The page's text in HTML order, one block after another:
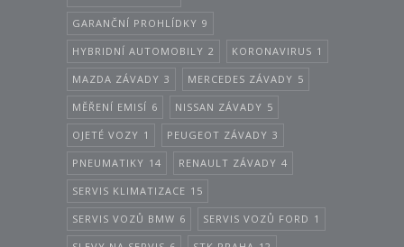
GARANČNÍ PROHLÍDKY 9
HYBRIDNÍ AUTOMOBILY 2 KORONAVIRUS 1
MAZDA ZÁVADY 3 MERCEDES ZÁVADY 5
MĚŘENÍ EMISÍ 6 NISSAN ZÁVADY 5
OJETÉ VOZY 1 PEUGEOT ZÁVADY 3
PNEUMATIKY 14 RENAULT ZÁVADY 4
SERVIS KLIMATIZACE 15
SERVIS VOZŮ BMW 6 SERVIS VOZŮ FORD 1